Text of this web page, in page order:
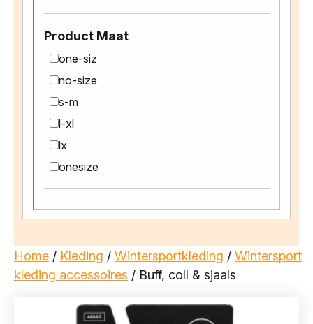
Product Maat
one-siz
no-size
s-m
l-xl
lx
onesize
Home / Kleding / Wintersportkleding / Wintersport
kleding accessoires / Buff, coll & sjaals